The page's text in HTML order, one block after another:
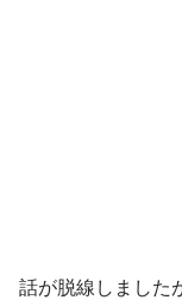
話が脱線しました